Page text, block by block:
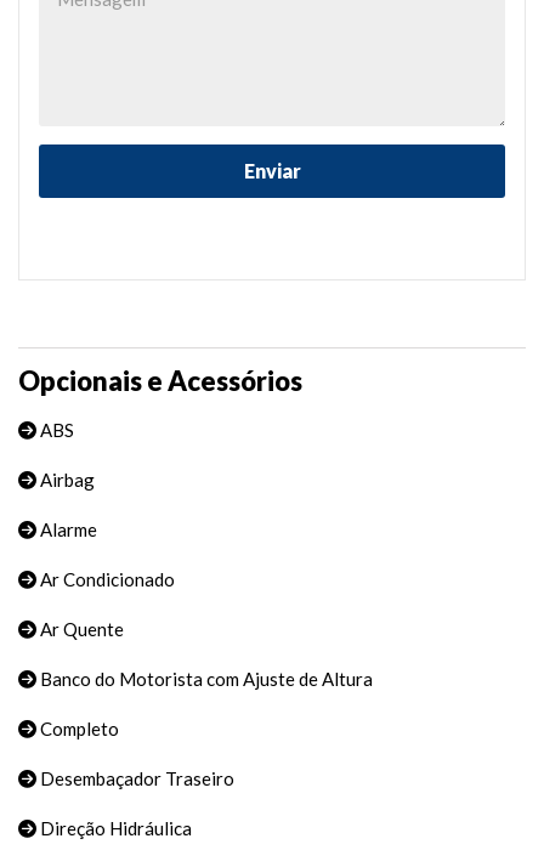
Opcionais e Acessórios
ABS
Airbag
Alarme
Ar Condicionado
Ar Quente
Banco do Motorista com Ajuste de Altura
Completo
Desembaçador Traseiro
Direção Hidráulica